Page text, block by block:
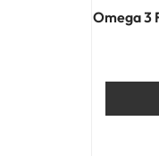
Omega 3